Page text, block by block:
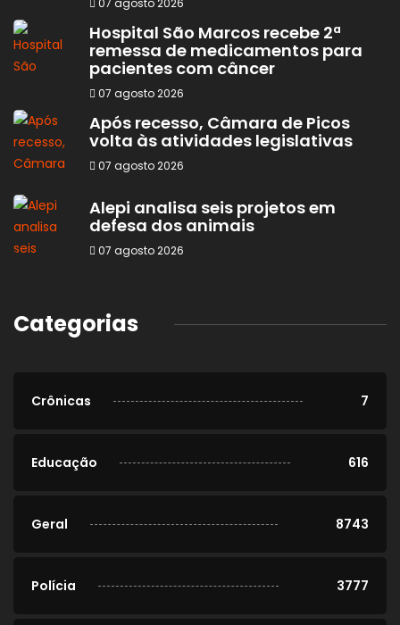
07 agosto 2026
Hospital São Marcos recebe 2ª
remessa de medicamentos para
pacientes com câncer
07 agosto 2026
Após recesso, Câmara de Picos
volta às atividades legislativas
07 agosto 2026
Alepi analisa seis projetos em
defesa dos animais
07 agosto 2026
Categorias
Crônicas 7
Educação 616
Geral 8743
Polícia 3777